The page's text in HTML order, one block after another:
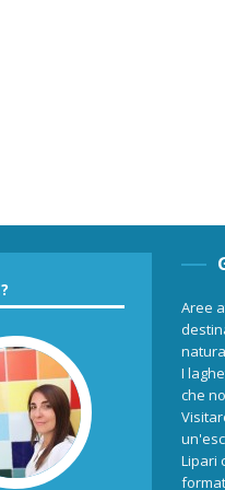
Aree
natura
I
che
Lipari